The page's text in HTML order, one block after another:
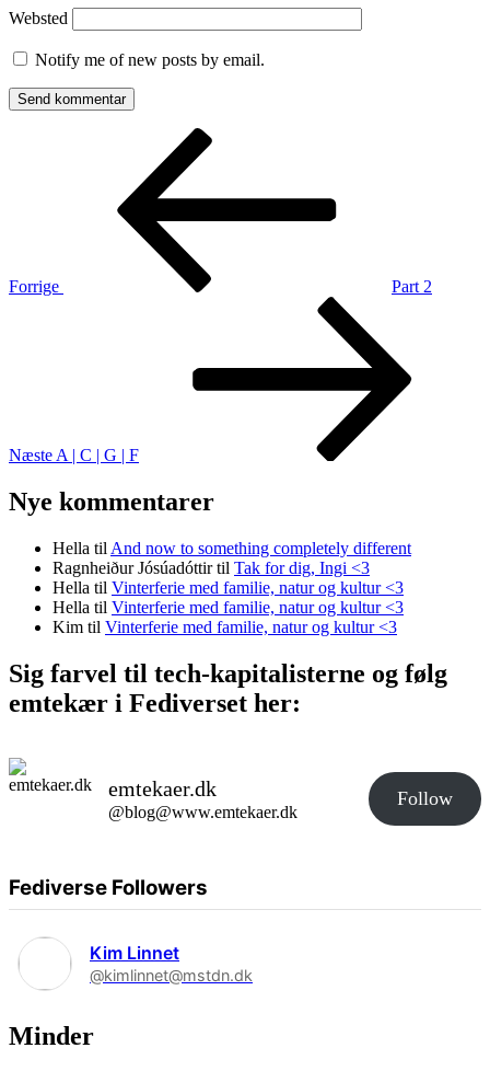
Websted
Notify me of new posts by email.
Indlægsnavigation
Forrige
Part 2
Næste A | C | G | F
Nye kommentarer
Hella til And now to something completely different
Ragnheiður Jósúadóttirtil Tak for dig, Ingi <3
Hella til Vinterferie med familie, natur og kultur <3
Hella til Vinterferie med familie, natur og kultur <3
Kim til Vinterferie med familie, natur og kultur <3
Sig farvel til tech-kapitalisterne og følg
emtekær i Fediverset her:
emtekaer.dk
@blog@www.emtekaer.dk
Follow
Fediverse Followers
Kim Linnet
@kimlinnet@mstdn.dk
Minder